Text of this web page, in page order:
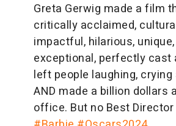
Greta Gerwig made a film
critically acclaimed,
impactful, hilarious,
exceptional, perfectly cast
left people laughing, crying
AND made a billion dollars
office. But no Best Director